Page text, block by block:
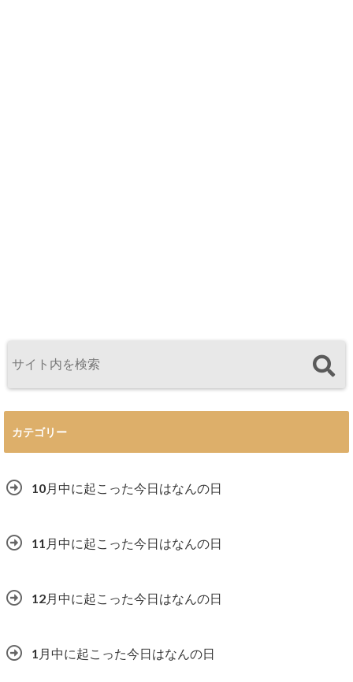
カテゴリー
10月中に起こった今日はなんの日
11月中に起こった今日はなんの日
12月中に起こった今日はなんの日
1月中に起こった今日はなんの日